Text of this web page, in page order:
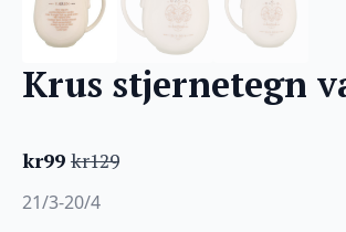
Krus stjernetegn
kr129
Opprinnelig
pris
var:
kr99
Nåværende
pris
er:
21/3-20/4